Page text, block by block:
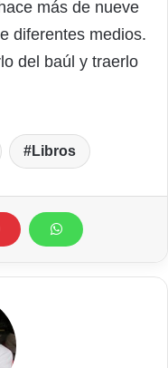
más de nueve
diferentes medios.
del baúl y traerlo
Libros